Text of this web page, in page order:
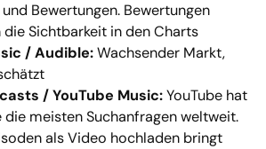
Bewertungen. Bewertungen
die Sichtbarkeit in den Charts
/ Audible:Wachsender Markt,
/ YouTube Music:YouTube hat
die meisten Suchanfragen weltweit.
als Video hochladen bringt